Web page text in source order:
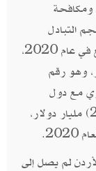
ومكافحة
التبادل
التجاري ليعود للصدارة مجددًا بعد أن تراجع في عام 2020،
دولار، وهو رقم
مع دول
الجوار الأعجمي، إذ يصل مع تركيا إلى (20) مليار دولار،
لم يصل إلى